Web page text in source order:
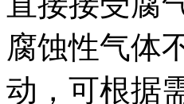
腐蚀性气体
动，可根据